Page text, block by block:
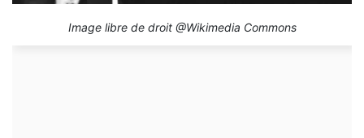
Image libre de droit @Wikimedia Commons